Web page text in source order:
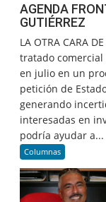
AGENDA
GUTIÉRREZ
LA OTRA CARA
tratado comercial
en julio en un
petición de
generando
interesadas en
podría ayudar a...
Columnas